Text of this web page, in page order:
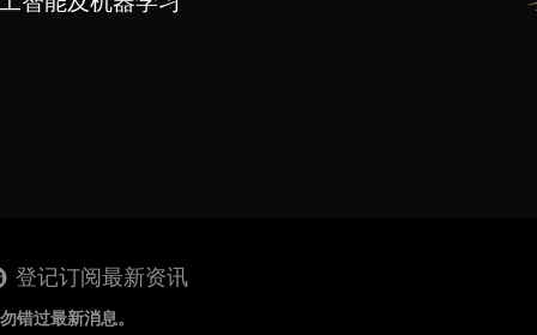
登记订阅最新资讯
错过最新消息。